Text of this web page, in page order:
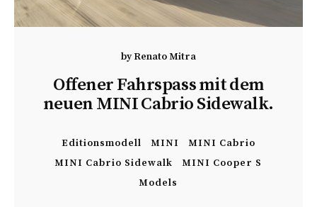
byRenato Mitra
Offener Fahrspass mit dem
neuen MINI Cabrio Sidewalk.
Editionsmodell MINI
MINI Cabrio
MINI Cabrio Sidewalk
MINI Cooper S
Models